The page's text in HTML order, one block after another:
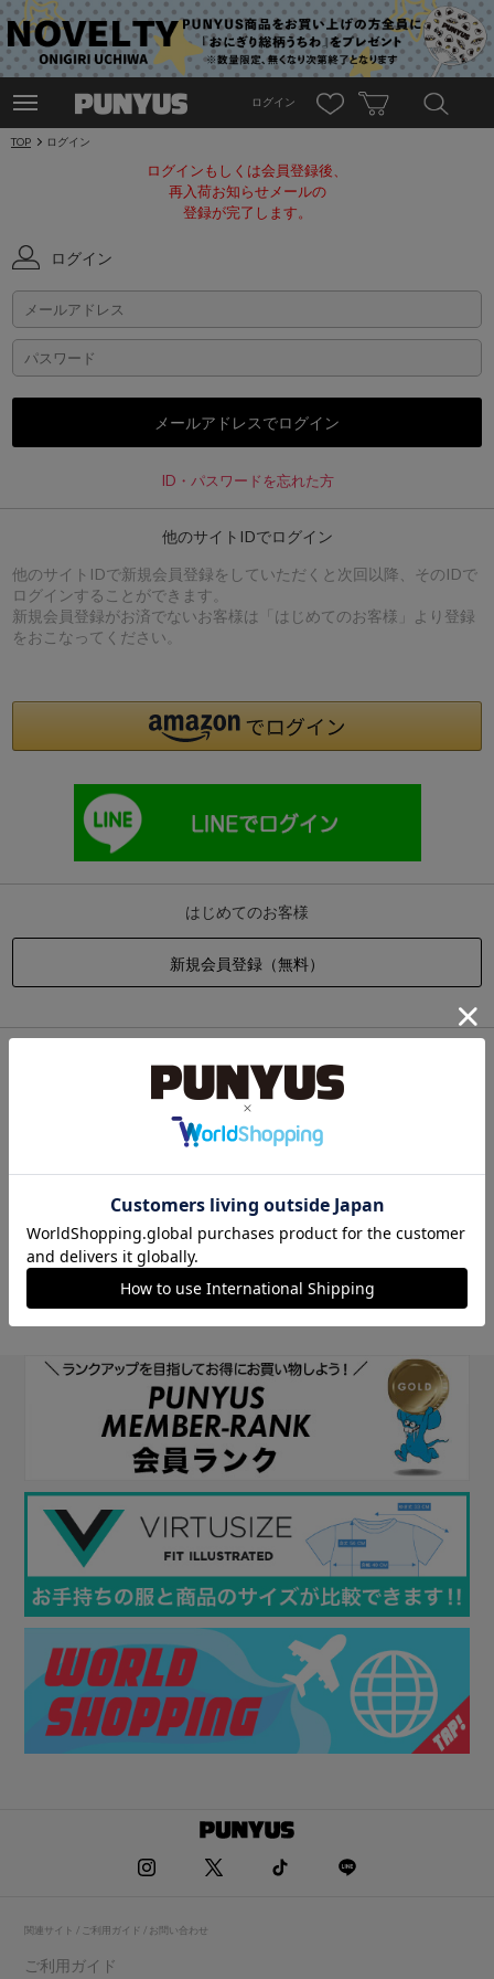
ログイン
TOP ログイン
ログインもしくは会員登録後、
再入荷お知らせメールの
登録が完了します。
ログイン
ID・パスワードを忘れた方
他のサイトIDでログイン
他のサイトIDで新規会員登録をしていただくと次回以降、そのIDで
ログインすることができます。
新規会員登録がお済でないお客様は「はじめてのお客様」より登録
をおこなってください。
はじめてのお客様
他のサイトIDで新規会員登録をしていただくと次回以降、そのIDで
ログインすることができます。
関連サイト / ご利用ガイド / お問い合わせ
ご利用ガイド